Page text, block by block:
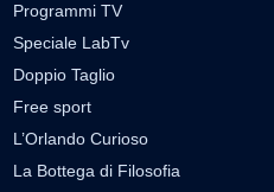
Programmi TV
Speciale LabTv
Doppio Taglio
Free sport
L’Orlando Curioso
La Bottega di Filosofia